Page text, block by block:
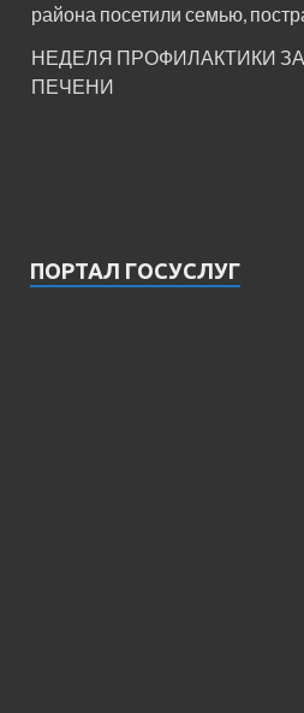
района посетили семью,
НЕДЕЛЯ ПРОФИЛАКТИКИ
ПЕЧЕНИ
ПОРТАЛ ГОСУСЛУГ